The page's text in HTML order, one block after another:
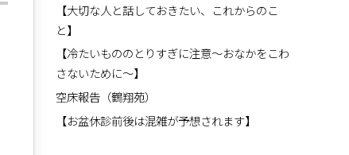
【大切な人と話しておきたい、これからのこ
と】
【冷たいもののとりすぎに注意〜おなかをこわ
さないために〜】
空床報告（鶴翔苑）
【お盆休診前後は混雑が予想されます】